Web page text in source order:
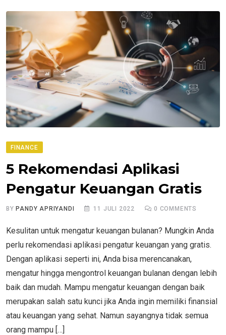
FINANCE
5 Rekomendasi Aplikasi
Pengatur Keuangan Gratis
BYPANDY APRIYANDI 11 JULI 2022 0 COMMENTS
Kesulitan untuk mengatur keuangan bulanan? Mungkin Anda
perlu rekomendasi aplikasi pengatur keuangan yang gratis.
Dengan aplikasi seperti ini, Anda bisa merencanakan,
mengatur hingga mengontrol keuangan bulanan dengan lebih
baik dan mudah. Mampu mengatur keuangan dengan baik
merupakan salah satu kunci jika Anda ingin memiliki finansial
atau keuangan yang sehat. Namun sayangnya tidak semua
orang mampu […]